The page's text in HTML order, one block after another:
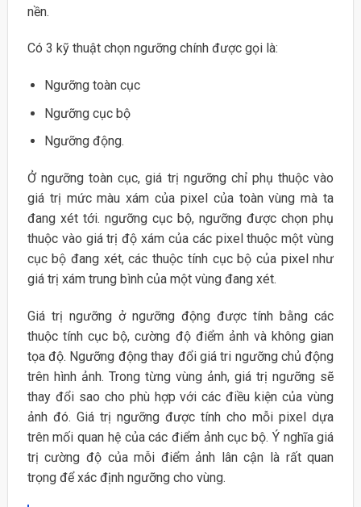
nền.
Có 3 kỹ thuật chọn ngưỡng chính được gọi là:
Ngưỡng toàn cục
Ngưỡng cục bộ
Ngưỡng động.
Ở ngưỡng toàn cục, giá trị ngưỡng chỉ phụ thuộc vào
giá trị mức màu xám của pixel của toàn vùng mà ta
đang xét tới. ngưỡng cục bộ, ngưỡng được chọn phụ
thuộc vào giá trị độ xám của các pixel thuộc một vùng
cục bộ đang xét, các thuộc tính cục bộ của pixel như
giá trị xám trung bình của một vùng đang xét.
Giá trị ngưỡng ở ngưỡng động được tính bằng các
thuộc tính cục bộ, cường độ điểm ảnh và không gian
tọa độ. Ngưỡng động thay đổi giá tri ngưỡng chủ động
trên hình ảnh. Trong từng vùng ảnh, giá trị ngưỡng sẽ
thay đổi sao cho phù hợp với các điều kiện của vùng
ảnh đó. Giá trị ngưỡng được tính cho mỗi pixel dựa
trên mối quan hệ của các điểm ảnh cục bộ. Ý nghĩa giá
trị cường độ của mỗi điểm ảnh lân cận là rất quan
trọng để xác định ngưỡng cho vùng.